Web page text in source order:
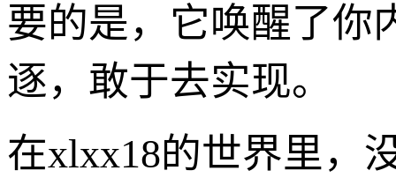
要的是，它唤醒了你
逐，敢于去实现。
在xlxx18的世界里，